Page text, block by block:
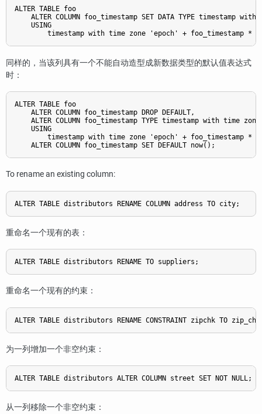
ALTER TABLE foo
ALTER COLUMN foo_timestamp SET DATA TYPE timestamp with
    USING
timestamp with time zone 'epoch' + foo_timestamp *
同样的，当该列具有一个不能自动造型成新数据类型的默认值表达式
时：
ALTER TABLE foo
    ALTER COLUMN foo_timestamp DROP DEFAULT,
    ALTER COLUMN foo_timestamp TYPE timestamp with time zone
    USING
timestamp with time zone 'epoch' + foo_timestamp *
    ALTER COLUMN foo_timestamp SET DEFAULT now();
To rename an existing column:
ALTER TABLE distributors RENAME COLUMN address TO city;
重命名一个现有的表：
ALTER TABLE distributors RENAME TO suppliers;
重命名一个现有的约束：
ALTER TABLE distributors RENAME CONSTRAINT zipchk TO
为一列增加一个非空约束：
ALTER TABLE distributors ALTER COLUMN street SET NOT NULL;
从一列移除一个非空约束：